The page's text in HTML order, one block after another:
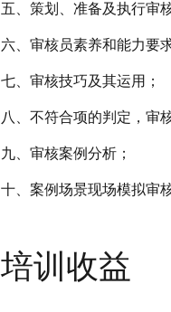
五、策划、准备及执行审
六、审核员素养和能力要
七、审核技巧及其运用；
八、不符合项的判定，审
九、审核案例分析；
十、案例场景现场模拟审
培训收益